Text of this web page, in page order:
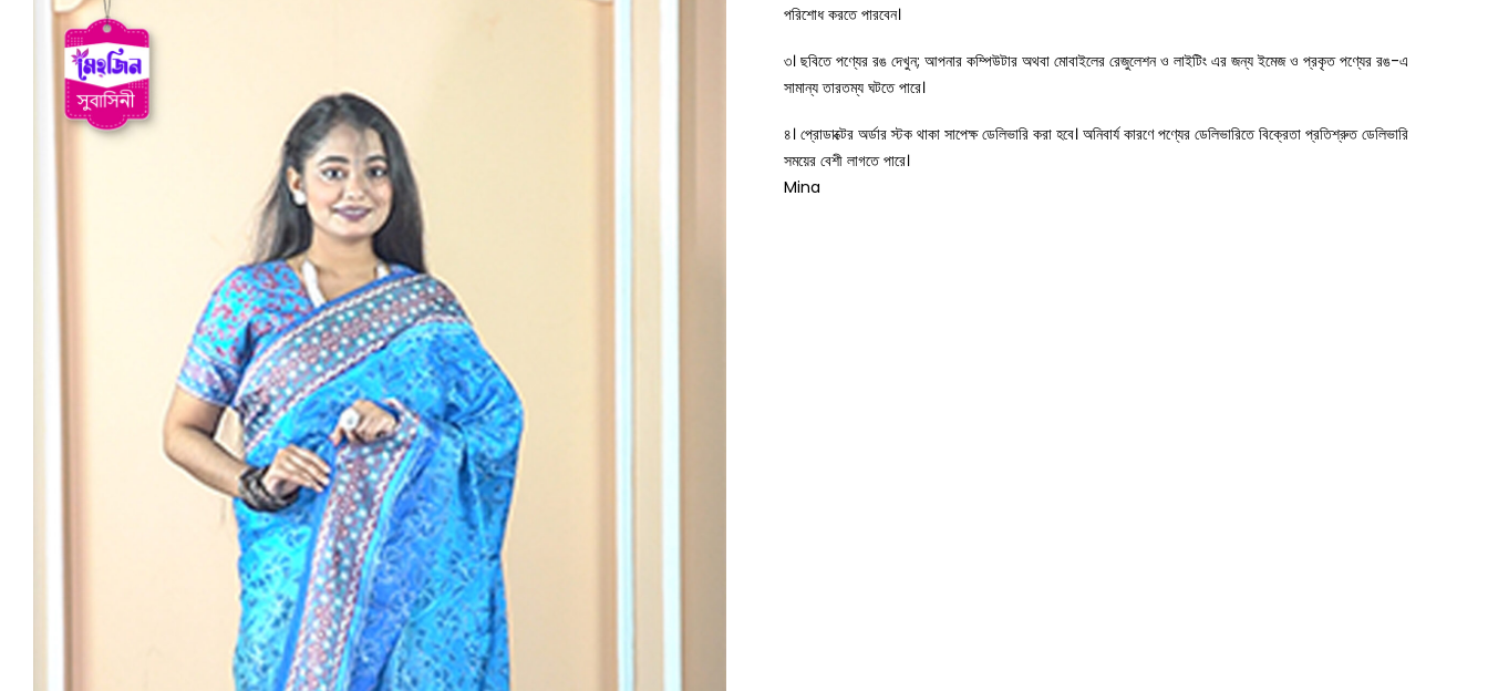
পরিশোধ করতে পারবেন।
৩। ছবিতে পণ্যের রঙ দেখুন; আপনার কম্পিউটার অথবা মোবাইলের রেজুলেশন ও লাইটিং এর জন্য ইমেজ ও প্রকৃত পণ্যের রঙ-এ
সামান্য তারতম্য ঘটতে পারে।
৪। প্রোডাক্টের অর্ডার স্টক থাকা সাপেক্ষ ডেলিভারি করা হবে। অনিবার্য কারণে পণ্যের ডেলিভারিতে বিক্রেতা প্রতিশ্রুত ডেলিভারি
সময়ের বেশী লাগতে পারে।
Mina